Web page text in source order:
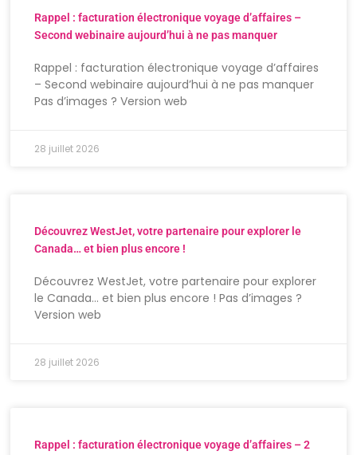
Rappel : facturation électronique voyage d’affaires –
Second webinaire aujourd’hui à ne pas manquer
Rappel : facturation électronique voyage d’affaires
– Second webinaire aujourd’hui à ne pas manquer
Pas d’images ? Version web
28 juillet 2026
Découvrez WestJet, votre partenaire pour explorer le
Canada… et bien plus encore !
Découvrez WestJet, votre partenaire pour explorer
le Canada… et bien plus encore ! Pas d’images ?
Version web
28 juillet 2026
Rappel : facturation électronique voyage d’affaires – 2